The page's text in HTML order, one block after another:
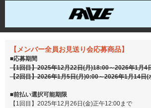
【メンバー全員お見送り会応募商品】
■応募期間
【1回目】2025年12月22日(月)18:00～2026年1月4
【2回目】2026年1月5日(月)0:00～2026年1月14日(
■前払い選択可能期限
【1回目】2025年12月26日(金)正午12:00まで